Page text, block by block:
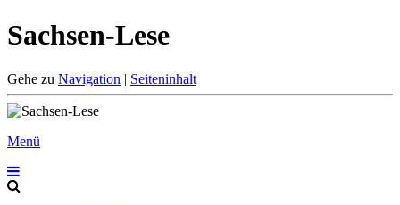
Sachsen-Lese
Gehe zu Navigation | Seiteninhalt
Menü